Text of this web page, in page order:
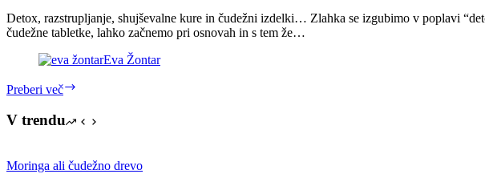
Detox, razstrupljanje, shujševalne kure in čudežni izdelki… Zlahka se izgubimo v poplavi
čudežne tabletke, lahko začnemo pri osnovah in s tem že…
Eva Žontar
Preberi več
detox
leto
V trendu
Moringa ali čudežno drevo